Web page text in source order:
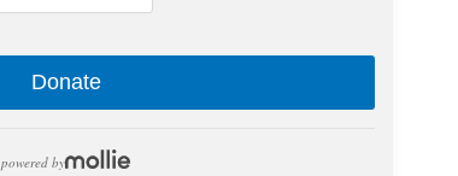
Donate
powered by